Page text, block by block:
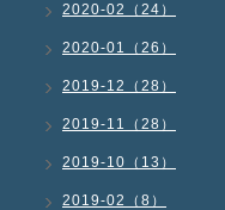
2020-02（24）
2020-01（26）
2019-12（28）
2019-11（28）
2019-10（13）
2019-02（8）